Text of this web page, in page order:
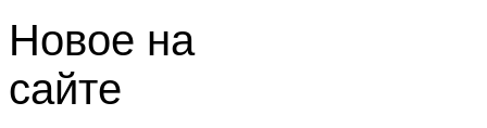
Новое на
сайте